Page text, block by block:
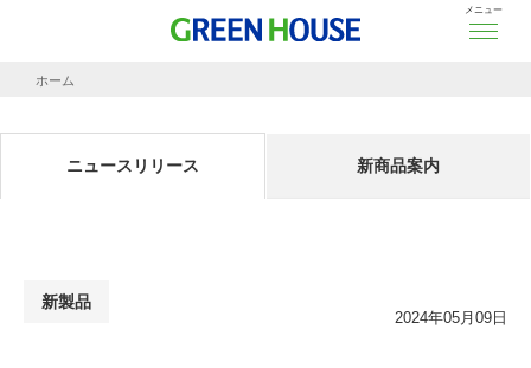
メニュー
ホーム
ニュースリリース 新商品案内
新製品
2024年05月09日